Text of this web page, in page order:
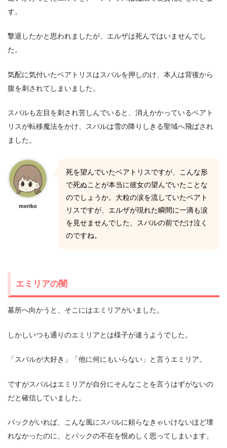
す。
撃退したかと思われましたが、エルザは死んではいませんでし
た。
気配に気付いたベアトリスはスバルを押しのけ、本人は背後から
腹を刺されてしまいました。
スバルも左目を刺され苦しんでいると、消えかかっているベアト
リスが転移魔法をかけ、スバルは雪の降りしきる聖域へ飛ばされ
ました。
meriko
死を望んでいたベアトリスですが、こんな形
で死ぬことが本当に彼女の望んでいたことな
のでしょうか。大粒の涙を流していたベアト
リスですが、エルザが現れた瞬間に一滴も涙
を見せませんでした、スバルの前でだけ泣く
のですね。
エミリアの闇
墓所へ向かうと、そこにはエミリアがいました。
しかしいつも通りのエミリアとは様子が違うようでした。
「スバルが大好き」「他に何にもいらない」と言うエミリア。
ですがスバルはエミリアが自分にそんなことを言うはずがないの
だと確信していました。
パックがいれば、こんな風にスバルに頼らなきゃいけないほど壊
れなかったのに、とパックの不在を恨めしく思ってしまいます。